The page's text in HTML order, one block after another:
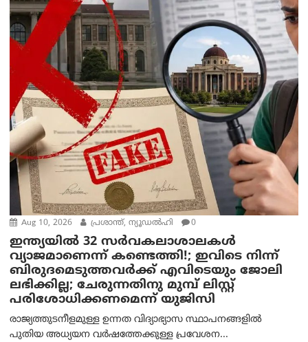
Aug 10, 2026 പ്രശാന്ത്, ന്യൂഡല്‍ഹി 0
ഇന്ത്യയില്‍ 32 സർവകലാശാലകൾ
വ്യാജമാണെന്ന് കണ്ടെത്തി!; ഇവിടെ നിന്ന്
ബിരുദമെടുത്തവര്‍ക്ക് എവിടെയും ജോലി
ലഭിക്കില്ല; ചേരുന്നതിനു മുമ്പ് ലിസ്റ്റ്
പരിശോധിക്കണമെന്ന് യുജിസി
രാജ്യത്തുടനീളമുള്ള ഉന്നത വിദ്യാഭ്യാസ സ്ഥാപനങ്ങളിൽ
പുതിയ അധ്യയന വർഷത്തേക്കുള്ള പ്രവേശന...